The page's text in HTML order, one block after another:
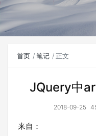
首页 笔记 正文
JQuery中
2018-09-25
来自：